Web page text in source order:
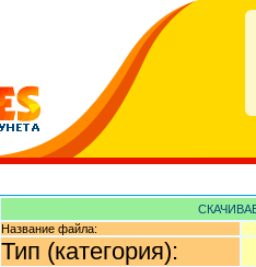
Название файла:
Тип (категория):